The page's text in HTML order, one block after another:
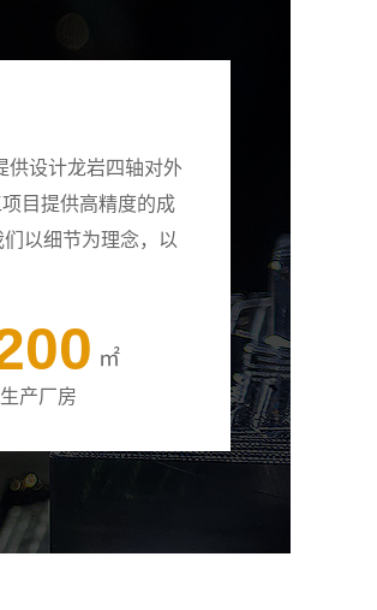
供设计龙岩四轴对外
目提供高精度的成
以细节为理念，以
㎡
生产厂房